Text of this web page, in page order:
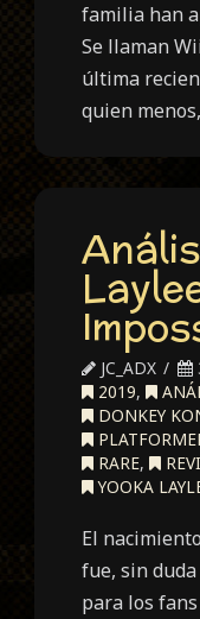
familia han
Se llaman
última
quien
JC_ADX
2019,
DONKEY
RARE,
YOOKA
El
fue, sin
para los